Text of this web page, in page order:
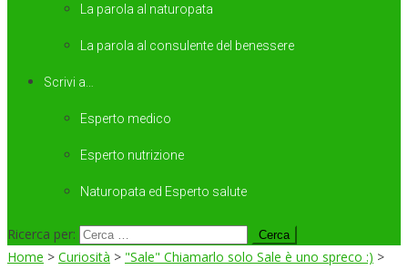
La parola al naturopata
La parola al consulente del benessere
Scrivi a…
Esperto medico
Esperto nutrizione
Naturopata ed Esperto salute
Ricerca per:
Home > Curiosità > "Sale" Chiamarlo solo Sale è uno spreco :) >